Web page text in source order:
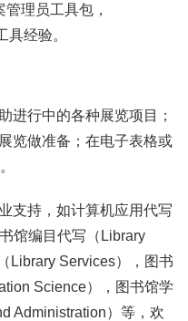
理员工具包，
经验。
进行中的各种展览项目；
览做准备；在电子表格或
支持，如计算机应用代写
馆编目代写（Library
Library Services），图书
Science），图书馆学
Administration）等，欢